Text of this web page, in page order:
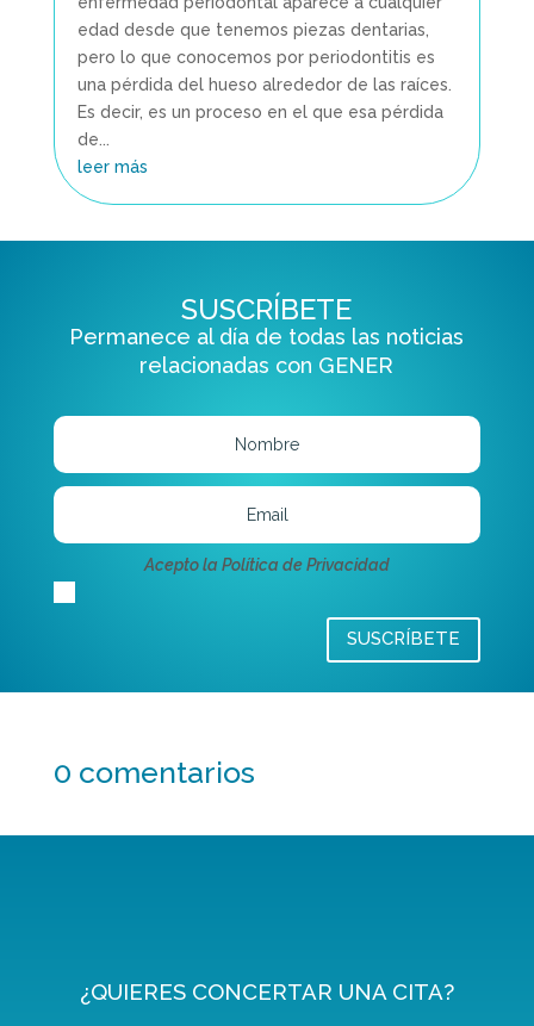
edad desde que tenemos piezas dentarias,
pero lo que conocemos por periodontitis es
una pérdida del hueso alrededor de las raíces.
Es decir, es un proceso en el que esa pérdida
de...
leer más
SUSCRÍBETE
Permanece al día de todas las noticias
relacionadas con GENER
Acepto la Política de Privacidad
SUSCRÍBETE
0 comentarios
¿QUIERES CONCERTAR UNA CITA?